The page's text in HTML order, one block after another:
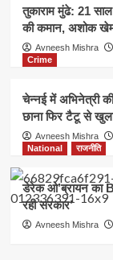
तुकाराम मुंढे: 21 साल
की कमान, अशोक
Avneesh Mishra
Crime
चेन्नई में अभिनेत्री
छाना फिर टैटू से
Avneesh Mishra
National
राजनीति
डेरेक ओ’ब्रायन का
रही सरकार’
Avneesh Mishra